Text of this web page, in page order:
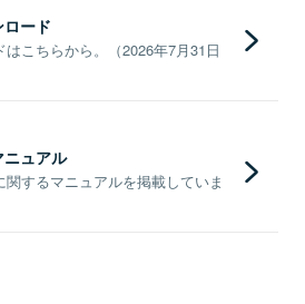
ード
こちらから。（2026年7月31日
ュアル
するマニュアルを掲載していま